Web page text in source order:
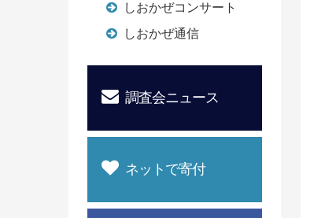
しおかぜコンサート
しおかぜ通信
調査会ニュース
ネットで寄付